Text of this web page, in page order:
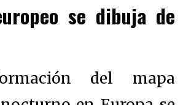
se dibuja de
del mapa